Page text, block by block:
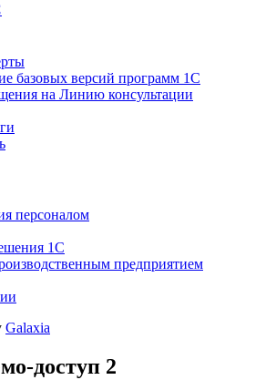
базовых версий программ 1С
на Линию консультации
персоналом
1С
предприятием
Galaxia
доступ 2